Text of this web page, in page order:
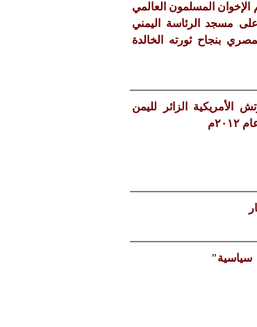
المسلمون العالمي
مسجد الرئاسة اليمني
بنجاح ثورته الخالدة
الأمريكية الزائر لليمن
سياسية"